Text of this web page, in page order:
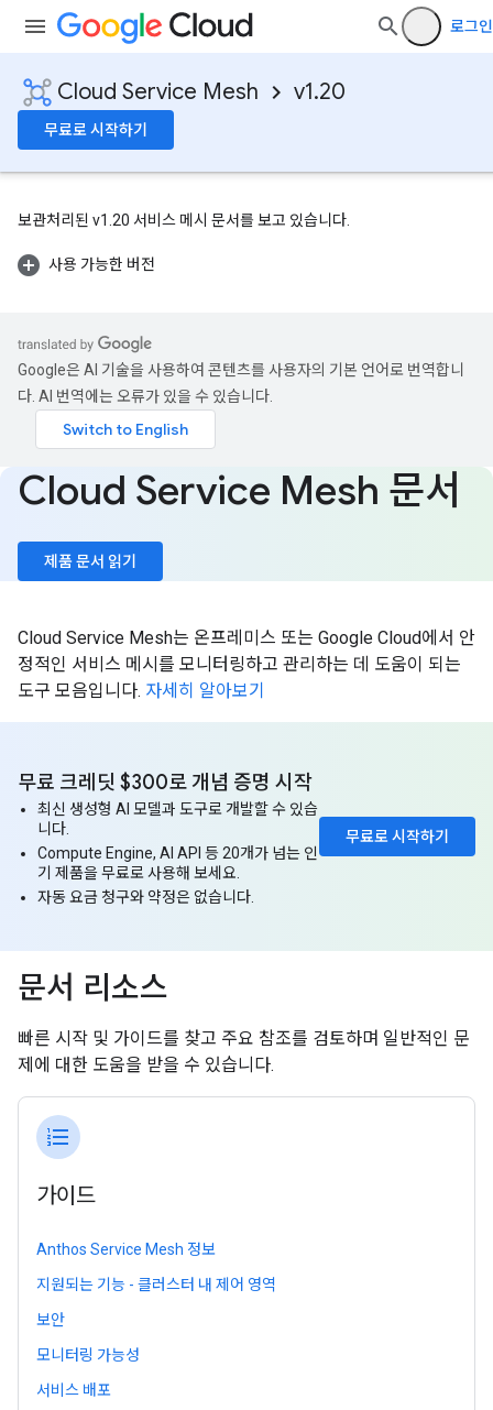
로그인
Cloud Service Mesh v1.20
무료로 시작하기
보관처리된 v1.20 서비스 메시 문서를 보고 있습니다.
사용 가능한 버전
Google은 AI 기술을 사용하여 콘텐츠를 사용자의 기본 언어로 번역합니
다. AI 번역에는 오류가 있을 수 있습니다.
Cloud Service Mesh 문서
제품 문서 읽기
Cloud Service Mesh는 온프레미스 또는 Google Cloud에서 안
정적인 서비스 메시를 모니터링하고 관리하는 데 도움이 되는
도구 모음입니다. 자세히 알아보기
무료로 시작하기
무료 크레딧 $300로 개념 증명 시작
최신 생성형 AI 모델과 도구로 개발할 수 있습
니다.
Compute Engine, AI API 등 20개가 넘는 인
기 제품을 무료로 사용해 보세요.
자동 요금 청구와 약정은 없습니다.
문서 리소스
빠른 시작 및 가이드를 찾고 주요 참조를 검토하며 일반적인 문
제에 대한 도움을 받을 수 있습니다.
format_list_numbered
가이드
Anthos Service Mesh 정보
지원되는 기능 - 클러스터 내 제어 영역
보안
모니터링 가능성
서비스 배포